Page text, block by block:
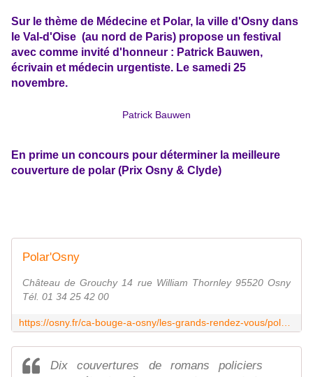
Sur le thème de Médecine et Polar, la ville d'Osny dans
le Val-d'Oise (au nord de Paris) propose un festival
avec comme invité d'honneur : Patrick Bauwen,
écrivain et médecin urgentiste. Le samedi 25
novembre.
Patrick Bauwen
En prime un concours pour déterminer la meilleure
couverture de polar (Prix Osny & Clyde)
Polar'Osny
Château de Grouchy 14 rue William Thornley 95520 Osny
Tél. 01 34 25 42 00
Dix couvertures de romans policiers